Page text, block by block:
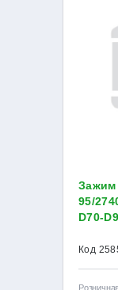
Зажим
95/
D70-
Код